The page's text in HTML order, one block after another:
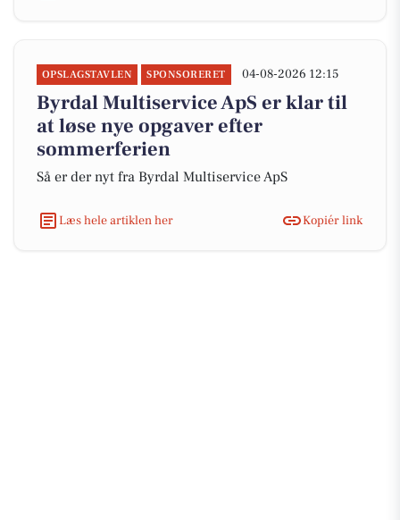
OPSLAGSTAVLEN SPONSORERET 04-08-2026 12:15
Byrdal Multiservice ApS er klar til
at løse nye opgaver efter
sommerferien
Så er der nyt fra Byrdal Multiservice ApS
Læs hele artiklen her Kopiér link